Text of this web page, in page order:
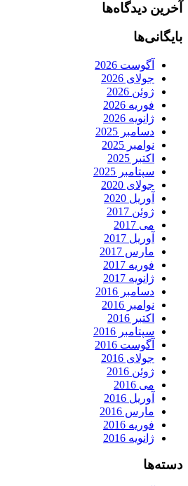
آخرین دیدگاه‌ها
بایگانی‌ها
آگوست 2026
جولای 2026
ژوئن 2026
فوریه 2026
ژانویه 2026
دسامبر 2025
نوامبر 2025
اکتبر 2025
سپتامبر 2025
جولای 2020
آوریل 2020
ژوئن 2017
می 2017
آوریل 2017
مارس 2017
فوریه 2017
ژانویه 2017
دسامبر 2016
نوامبر 2016
اکتبر 2016
سپتامبر 2016
آگوست 2016
جولای 2016
ژوئن 2016
می 2016
آوریل 2016
مارس 2016
فوریه 2016
ژانویه 2016
دسته‌ها